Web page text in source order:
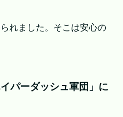
れました。そこは安心の
パーダッシュ軍団」に